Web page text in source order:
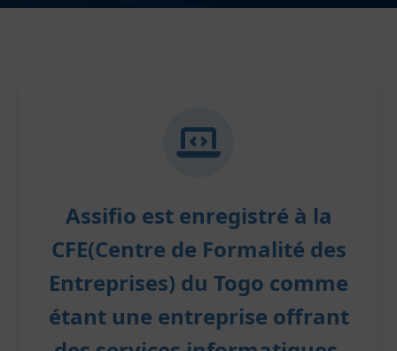
Assifio est enregistré à la
CFE(Centre de Formalité des
Entreprises) du Togo comme
étant une entreprise offrant